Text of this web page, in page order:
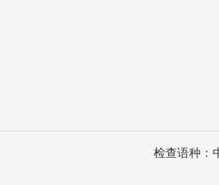
检查语种：